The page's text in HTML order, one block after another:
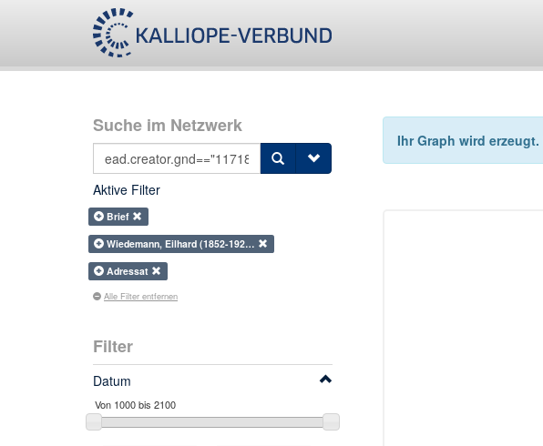
Suche im Netzwerk
Aktive Filter
Brief
Wiedemann, Eilhard (1852-192…
Adressat
Alle Filter entfernen
Filter
Datum
Ihr Graph wird erzeugt.